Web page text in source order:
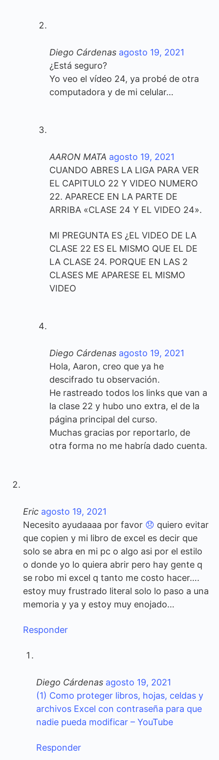
Diego Cárdenas agosto 19, 2021
¿Está seguro?
Yo veo el vídeo 24, ya probé de otra
computadora y de mi celular…
AARON MATA agosto 19, 2021
CUANDO ABRES LA LIGA PARA VER
EL CAPITULO 22 Y VIDEO NUMERO
22. APARECE EN LA PARTE DE
ARRIBA «CLASE 24 Y EL VIDEO 24».
MI PREGUNTA ES ¿EL VIDEO DE LA
CLASE 22 ES EL MISMO QUE EL DE
LA CLASE 24. PORQUE EN LAS 2
CLASES ME APARESE EL MISMO
VIDEO
Diego Cárdenas agosto 19, 2021
Hola, Aaron, creo que ya he
descifrado tu observación.
He rastreado todos los links que van a
la clase 22 y hubo uno extra, el de la
página principal del curso.
Muchas gracias por reportarlo, de
otra forma no me habría dado cuenta.
Eric agosto 19, 2021
Necesito ayudaaaa por favor 😞 quiero evitar
que copien y mi libro de excel es decir que
solo se abra en mi pc o algo asi por el estilo
o donde yo lo quiera abrir pero hay gente q
se robo mi excel q tanto me costo hacer….
estoy muy frustrado literal solo lo paso a una
memoria y ya y estoy muy enojado…
Responder
Diego Cárdenas agosto 19, 2021
(1) Como proteger libros, hojas, celdas y
archivos Excel con contraseña para que
nadie pueda modificar – YouTube
Responder